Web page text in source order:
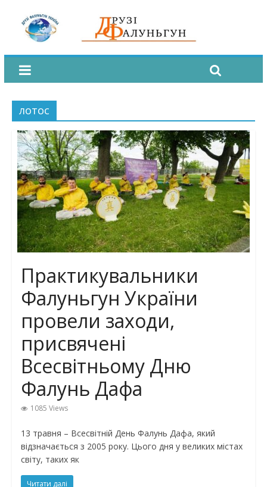
лотос
Практикувальники
Фалуньгун України
провели заходи,
присвячені
Всесвітньому Дню
Фалунь Дафа
1085 Views
13 травня – Всесвітній День Фалунь Дафа, який
відзначається з 2005 року. Цього дня у великих містах
світу, таких як
Читати далі